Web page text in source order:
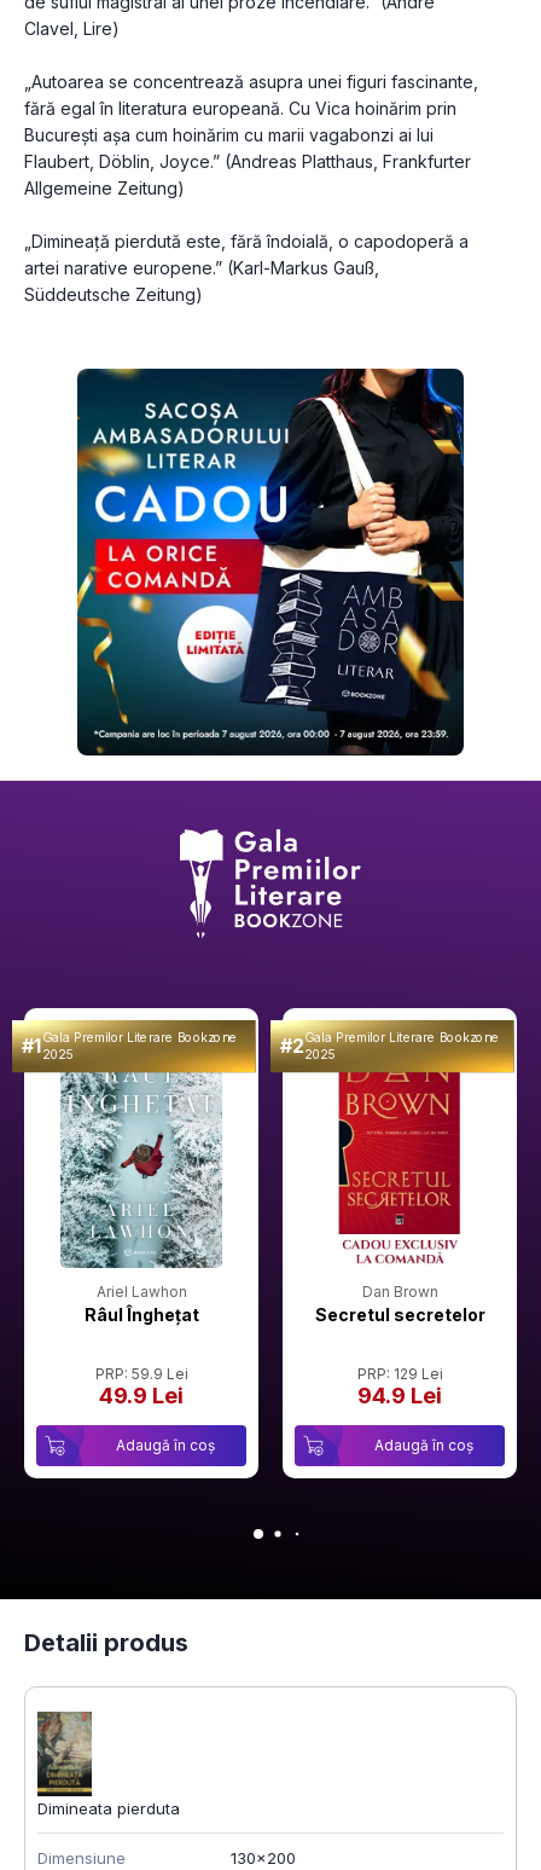
Clavel, Lire)
„Autoarea se concentrează asupra unei figuri fascinante,
fără egal în literatura europeană. Cu Vica hoinărim prin
Bucureşti aşa cum hoinărim cu marii vagabonzi ai lui
Flaubert, Döblin, Joyce.” (Andreas Platthaus, Frankfurter
Allgemeine Zeitung)
„Dimineaţă pierdută este, fără îndoială, o capodoperă a
artei narative europene.” (Karl-Markus Gauß,
Süddeutsche Zeitung)
#1Gala Premilor Literare Bookzone
2025
Ariel Lawhon
Râul Înghețat
PRP: 59.9 Lei
49.9 Lei
Adaugă în coș
#2Gala Premilor Literare Bookzone
2025
Dan Brown
Secretul secretelor
PRP: 129 Lei
94.9 Lei
Adaugă în coș
Detalii produs
Dimineata pierduta
Dimensiune 130x200